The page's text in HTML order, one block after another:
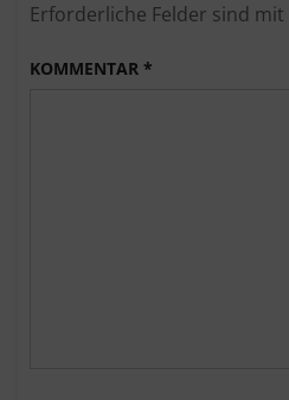
Erforderliche Felder sind mit
KOMMENTAR *